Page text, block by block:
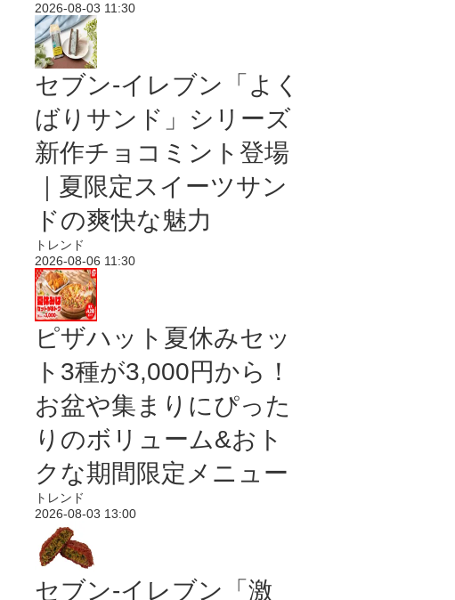
2026-08-03 11:30
セブン‐イレブン「よく
ばりサンド」シリーズ
新作チョコミント登場
｜夏限定スイーツサン
ドの爽快な魅力
トレンド
2026-08-06 11:30
ピザハット夏休みセッ
ト3種が3,000円から！
お盆や集まりにぴった
りのボリューム&おト
クな期間限定メニュー
トレンド
2026-08-03 13:00
セブン-イレブン「激